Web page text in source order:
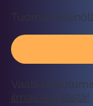
Tuomas
Vaatii
ilmaiseksi tästä!